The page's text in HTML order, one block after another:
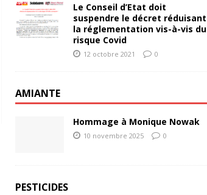
Le Conseil d’Etat doit
suspendre le décret réduisant
la réglementation vis-à-vis du
risque Covid
12 octobre 2021 0
AMIANTE
Hommage à Monique Nowak
10 novembre 2025 0
PESTICIDES